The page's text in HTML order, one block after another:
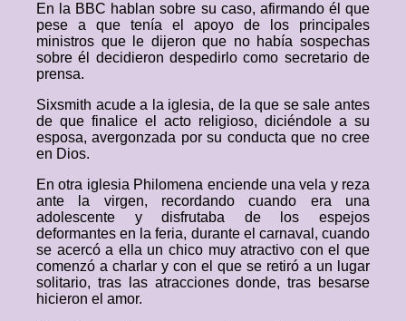
En la BBC hablan sobre su caso, afirmando él que
pese a que tenía el apoyo de los principales
ministros que le dijeron que no había sospechas
sobre él decidieron despedirlo como secretario de
prensa.
Sixsmith acude a la iglesia, de la que se sale antes
de que finalice el acto religioso, diciéndole a su
esposa, avergonzada por su conducta que no cree
en Dios.
En otra iglesia Philomena enciende una vela y reza
ante la virgen, recordando cuando era una
adolescente y disfrutaba de los espejos
deformantes en la feria, durante el carnaval, cuando
se acercó a ella un chico muy atractivo con el que
comenzó a charlar y con el que se retiró a un lugar
solitario, tras las atracciones donde, tras besarse
hicieron el amor.